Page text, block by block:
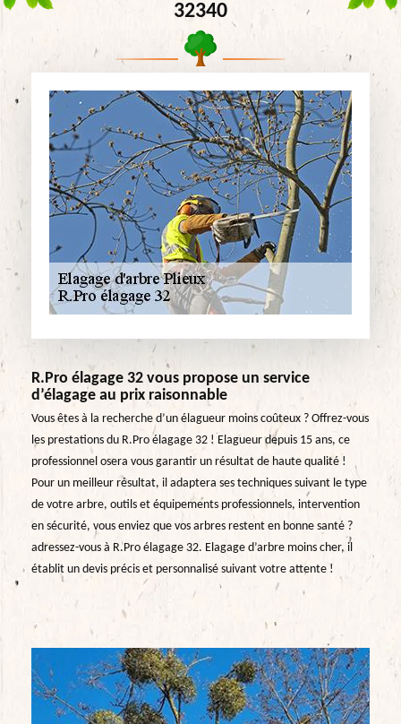
32340
R.Pro élagage 32 vous propose un service
d’élagage au prix raisonnable
Vous êtes à la recherche d’un élagueur moins coûteux ? Offrez-vous
les prestations du R.Pro élagage 32 ! Elagueur depuis 15 ans, ce
professionnel osera vous garantir un résultat de haute qualité !
Pour un meilleur résultat, il adaptera ses techniques suivant le type
de votre arbre, outils et équipements professionnels, intervention
en sécurité, vous enviez que vos arbres restent en bonne santé ?
adressez-vous à R.Pro élagage 32. Elagage d’arbre moins cher, il
établit un devis précis et personnalisé suivant votre attente !